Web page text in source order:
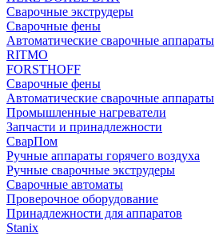
Сварочные экструдеры
Сварочные фены
Автоматические сварочные аппараты
RITMO
FORSTHOFF
Сварочные фены
Автоматические сварочные аппараты
Промышленные нагреватели
Запчасти и принадлежности
СварПом
Ручные аппараты горячего воздуха
Ручные сварочные экструдеры
Сварочные автоматы
Проверочное оборудование
Принадлежности для аппаратов
Stanix